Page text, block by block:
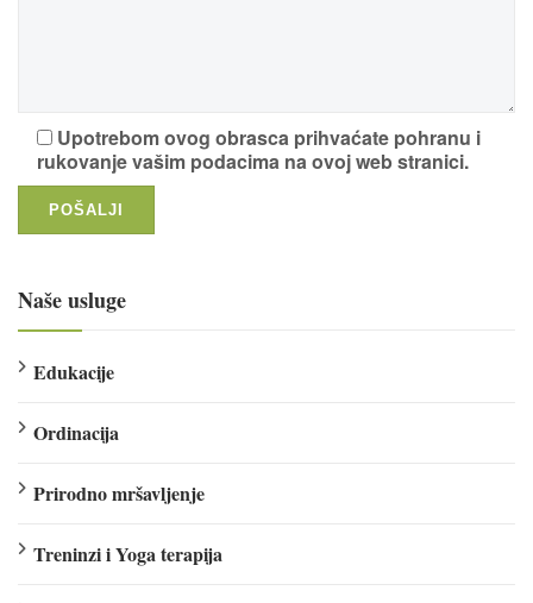
Upotrebom ovog obrasca prihvaćate pohranu i
rukovanje vašim podacima na ovoj web stranici.
Naše usluge
Edukacije
Ordinacija
Prirodno mršavljenje
Treninzi i Yoga terapija